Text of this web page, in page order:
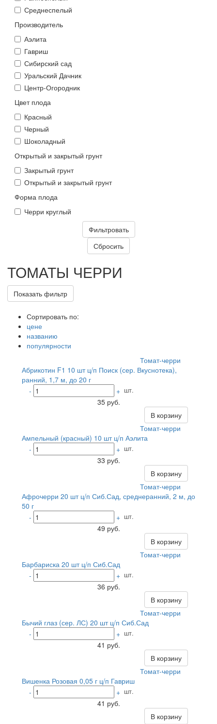
Среднеспелый
Производитель
Аэлита
Гавриш
Сибирский сад
Уральский Дачник
Центр-Огородник
Цвет плода
Красный
Черный
Шоколадный
Открытый и закрытый грунт
Закрытый грунт
Открытый и закрытый грунт
Форма плода
Черри круглый
ТОМАТЫ ЧЕРРИ
Показать фильтр
Сортировать по:
цене
названию
популярности
Томат-черри
Абрикотин F1 10 шт ц/п Поиск (сер. Вкуснотека),
ранний, 1,7 м, до 20 г
-
+ шт.
35 руб.
В корзину
Томат-черри
Ампельный (красный) 10 шт ц/п Аэлита
-
+ шт.
33 руб.
В корзину
Томат-черри
Афрочерри 20 шт ц/п Сиб.Сад, среднеранний, 2 м, до
50 г
-
+ шт.
49 руб.
В корзину
Томат-черри
Барбариска 20 шт ц/п Сиб.Сад
-
+ шт.
36 руб.
В корзину
Томат-черри
Бычий глаз (сер. ЛС) 20 шт ц/п Сиб.Сад
-
+ шт.
41 руб.
В корзину
Томат-черри
Вишенка Розовая 0,05 г ц/п Гавриш
-
+ шт.
41 руб.
В корзину